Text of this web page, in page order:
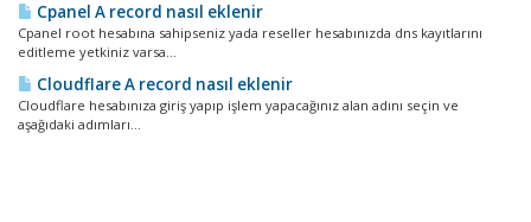
Cpanel A record nasıl eklenir
Cpanel root hesabına sahipseniz yada reseller hesabınızda dns kayıtlarını
editleme yetkiniz varsa...
Cloudflare A record nasıl eklenir
Cloudflare hesabınıza giriş yapıp işlem yapacağınız alan adını seçin ve
aşağıdaki adımları...